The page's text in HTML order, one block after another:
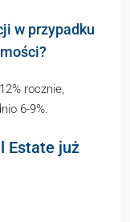
w przypadku
rocznie,
6-9%.
Estate już